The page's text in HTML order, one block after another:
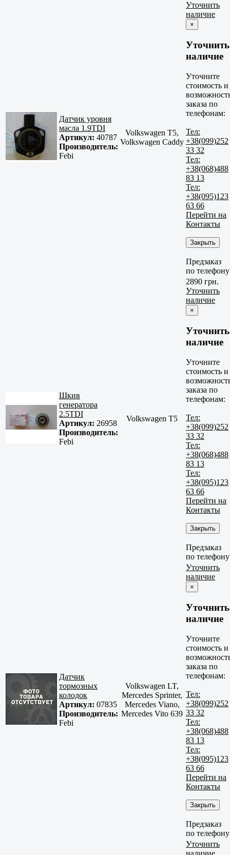
Датчик уровня
масла 1.9TDI
Артикул: 40787
Производитель:
Febi
Volkswagen T5,
Volkswagen Caddy
Уточнить
наличие
×
Уточнить
наличие
Уточните
стоимость и
заказа по
телефонам:
Тел:
+38(099)252
33 32
Тел:
+38(068)488
83 13
Тел:
+38(095)123
63 66
Перейти на
Контакты
Закрыть
Предзаказ
по телефону
Шкив
генератора
2.5TDI
Артикул: 26958
Производитель:
Febi
Volkswagen T5
2890 грн.
Уточнить
наличие
×
Уточнить
наличие
Уточните
стоимость и
заказа по
телефонам:
Тел:
+38(099)252
33 32
Тел:
+38(068)488
83 13
Тел:
+38(095)123
63 66
Перейти на
Контакты
Закрыть
Предзаказ
по телефону
Датчик
тормозных
колодок
Артикул: 07835
Производитель:
Febi
Volkswagen LT,
Mercedes Sprinter,
Mercedes Viano,
Mercedes Vito 639
Уточнить
наличие
×
Уточнить
наличие
Уточните
стоимость и
заказа по
телефонам:
Тел:
+38(099)252
33 32
Тел:
+38(068)488
83 13
Тел:
+38(095)123
63 66
Перейти на
Контакты
Закрыть
Предзаказ
по телефону
Уточнить